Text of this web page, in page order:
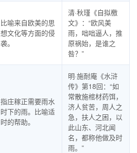
比喻来自欧美的思
想文化等方面的侵
袭。
清·秋瑾《自拟檄
文》：“欧风美
雨，咄咄逼人，推
原祸始，是谁之
咎？”
指庄稼正需要雨水
时下的雨。比喻适
时的帮助。
明·施耐庵《水浒
传》第18回：“如
常散施棺材药饵，
济人贫苦，周人之
急，扶人之困，以
此山东、河北闻
名，都称他做及时
雨。”